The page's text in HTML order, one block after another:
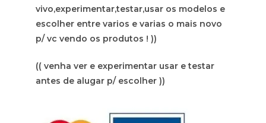
vivo,experimentar,testar,usar os modelos e
escolher entre varios e varias o mais novo
p/ vc vendo os produtos ! ))
(( venha ver e experimentar usar e testar
antes de alugar p/ escolher ))